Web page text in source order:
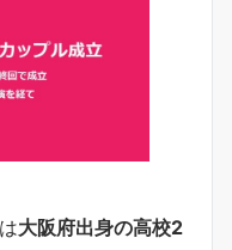
大阪府出身の高校2